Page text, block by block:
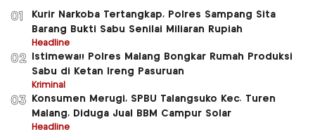
01
Kurir Narkoba Tertangkap, Polres Sampang Sita
Barang Bukti Sabu Senilai Miliaran Rupiah
Headline
02
Istimewa!! Polres Malang Bongkar Rumah Produksi
Sabu di Ketan Ireng Pasuruan
Kriminal
03
Konsumen Merugi, SPBU Talangsuko Kec. Turen
Malang, Diduga Jual BBM Campur Solar
Headline